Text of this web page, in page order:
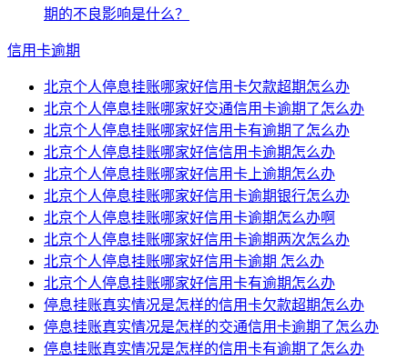
期的不良影响是什么？
信用卡逾期
北京个人停息挂账哪家好信用卡欠款超期怎么办
北京个人停息挂账哪家好交通信用卡逾期了怎么办
北京个人停息挂账哪家好信用卡有逾期了怎么办
北京个人停息挂账哪家好信信用卡逾期怎么办
北京个人停息挂账哪家好信用卡上逾期怎么办
北京个人停息挂账哪家好信用卡逾期银行怎么办
北京个人停息挂账哪家好信用卡逾期怎么办啊
北京个人停息挂账哪家好信用卡逾期两次怎么办
北京个人停息挂账哪家好信用卡逾期 怎么办
北京个人停息挂账哪家好信用卡有逾期怎么办
停息挂账真实情况是怎样的信用卡欠款超期怎么办
停息挂账真实情况是怎样的交通信用卡逾期了怎么办
停息挂账真实情况是怎样的信用卡有逾期了怎么办